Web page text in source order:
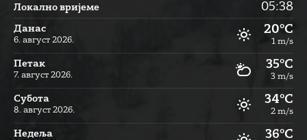
Локално вријеме 05:38
Данас
6. август 2026.
20°C
1 m/s
Петак
7. август 2026.
35°C
3 m/s
Субота
8. август 2026.
34°C
2 m/s
Недеља 36°C